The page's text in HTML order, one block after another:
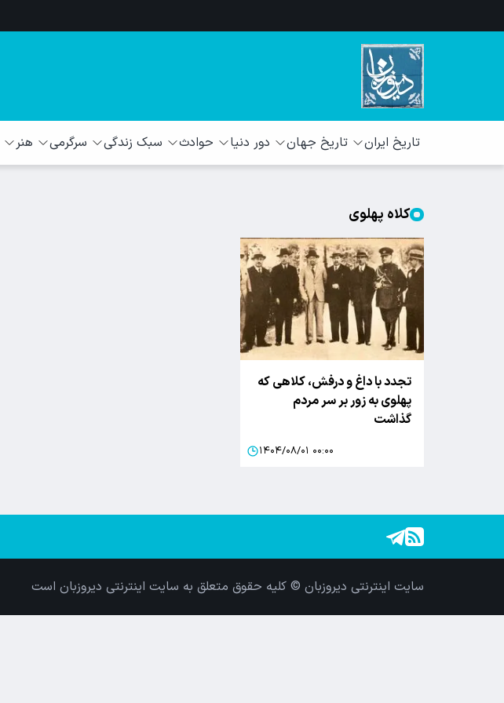
تاریخ ایران تاریخ جهان دور دنیا حوادث سبک زندگی سرگرمی هنر
کلاه پهلوی
تجدد با داغ و درفش، کلاهی که
پهلوی به زور بر سر مردم
گذاشت
۱۴۰۴/۰۸/۰۱ ۰۰:۰۰
سایت اینترنتی دیروزبان © کلیه حقوق متعلق به سایت اینترنتی دیروزبان است